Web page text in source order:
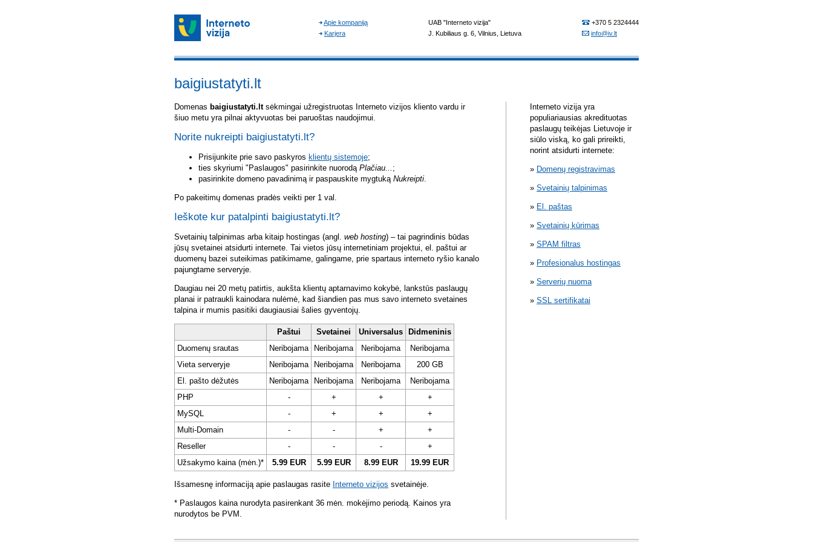
baigiustatyti.lt
Domenas baigiustatyti.ltsėkmingai užregistruotas Interneto vizijos kliento vardu ir
šiuo metu yra pilnai aktyvuotas bei paruoštas naudojimui.
Norite nukreipti baigiustatyti.lt?
Prisijunkite prie savo paskyros klientų sistemoje;
ties skyriumi "Paslaugos" pasirinkite nuorodą Plačiau... ;
pasirinkite domeno pavadinimą ir paspauskite mygtuką Nukreipti.
Po pakeitimų domenas pradės veikti per 1 val.
Ieškote kur patalpinti baigiustatyti.lt?
Svetainių talpinimas arba kitaip hostingas (angl. web hosting) – tai pagrindinis būdas
jūsų svetainei atsidurti internete. Tai vietos jūsų internetiniam projektui, el. paštui ar
duomenų bazei suteikimas patikimame, galingame, prie spartaus interneto ryšio kanalo
pajungtame serveryje.
Daugiau nei 20 metų patirtis, aukšta klientų aptarnavimo kokybė, lankstūs paslaugų
planai ir patraukli kainodara nulėmė, kad šiandien pas mus savo interneto svetaines
talpina ir mumis pasitiki daugiausiai šalies gyventojų.
Paštui Svetainei Universalus
Didmeninis
Duomenų srautas
Neribojama Neribojama Neribojama
Neribojama
Vieta serveryje
Neribojama Neribojama Neribojama
200 GB
El. pašto dėžutės
Neribojama Neribojama Neribojama
Neribojama
PHP
- + +
+
MySQL
- + +
+
Multi-Domain
- - +
+
Reseller
- - -
+
Užsakymo kaina (mėn.)*
5.99 EUR 5.99 EUR 8.99 EUR 19.99 EUR
Išsamesnę informaciją apie paslaugas rasite Interneto vizijos svetainėje.
* Paslaugos kaina nurodyta pasirenkant 36 mėn. mokėjimo periodą. Kainos yra
nurodytos be PVM.
Interneto vizija yra
populiariausias akredituotas
paslaugų teikėjas Lietuvoje ir
siūlo viską, ko gali prireikti,
norint atsidurti internete:
Domenų registravimas
Svetainių talpinimas
El. paštas
Svetainių kūrimas
SPAM filtras
Profesionalus hostingas
Serverių nuoma
SSL sertifikatai